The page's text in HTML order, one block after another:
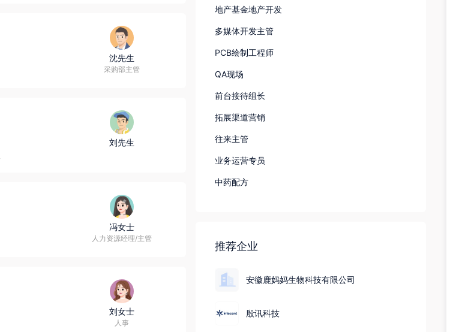
沈先生
采购部主管
刘先生
冯女士
人力资源经理/主管
刘女士
人事
地产基金地产开发
多媒体开发主管
PCB绘制工程师
QA现场
前台接待组长
拓展渠道营销
往来主管
业务运营专员
中药配方
推荐企业
安徽鹿妈妈生物科技有限公司
殷讯科技